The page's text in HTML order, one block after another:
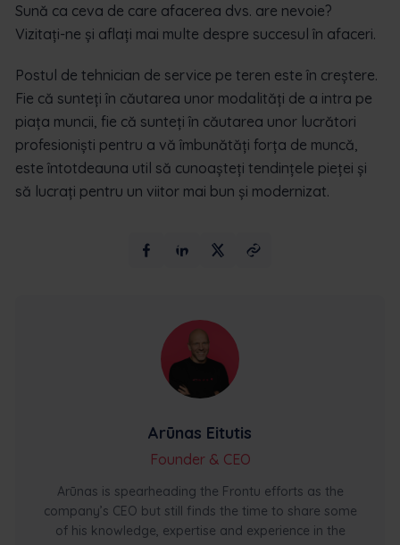
Sună ca ceva de care afacerea dvs. are nevoie?
Vizitați-ne și aflați mai multe despre succesul în afaceri.
Postul de tehnician de service pe teren este în creștere.
Fie că sunteți în căutarea unor modalități de a intra pe
piața muncii, fie că sunteți în căutarea unor lucrători
profesioniști pentru a vă îmbunătăți forța de muncă,
este întotdeauna util să cunoașteți tendințele pieței și
să lucrați pentru un viitor mai bun și modernizat.
Arūnas Eitutis
Founder & CEO
Arūnas is spearheading the Frontu efforts as the
company’s CEO but still finds the time to share some
of his knowledge, expertise and experience in the